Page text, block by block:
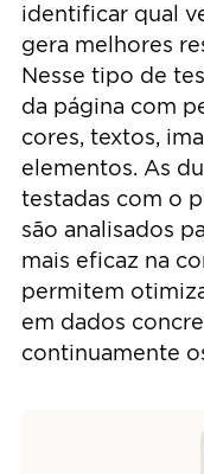
identificar qual
gera melhores
Nesse tipo de
da página com
cores, textos,
elementos. As
testadas com o
são analisados
mais eficaz na
permitem
em dados
continuamente